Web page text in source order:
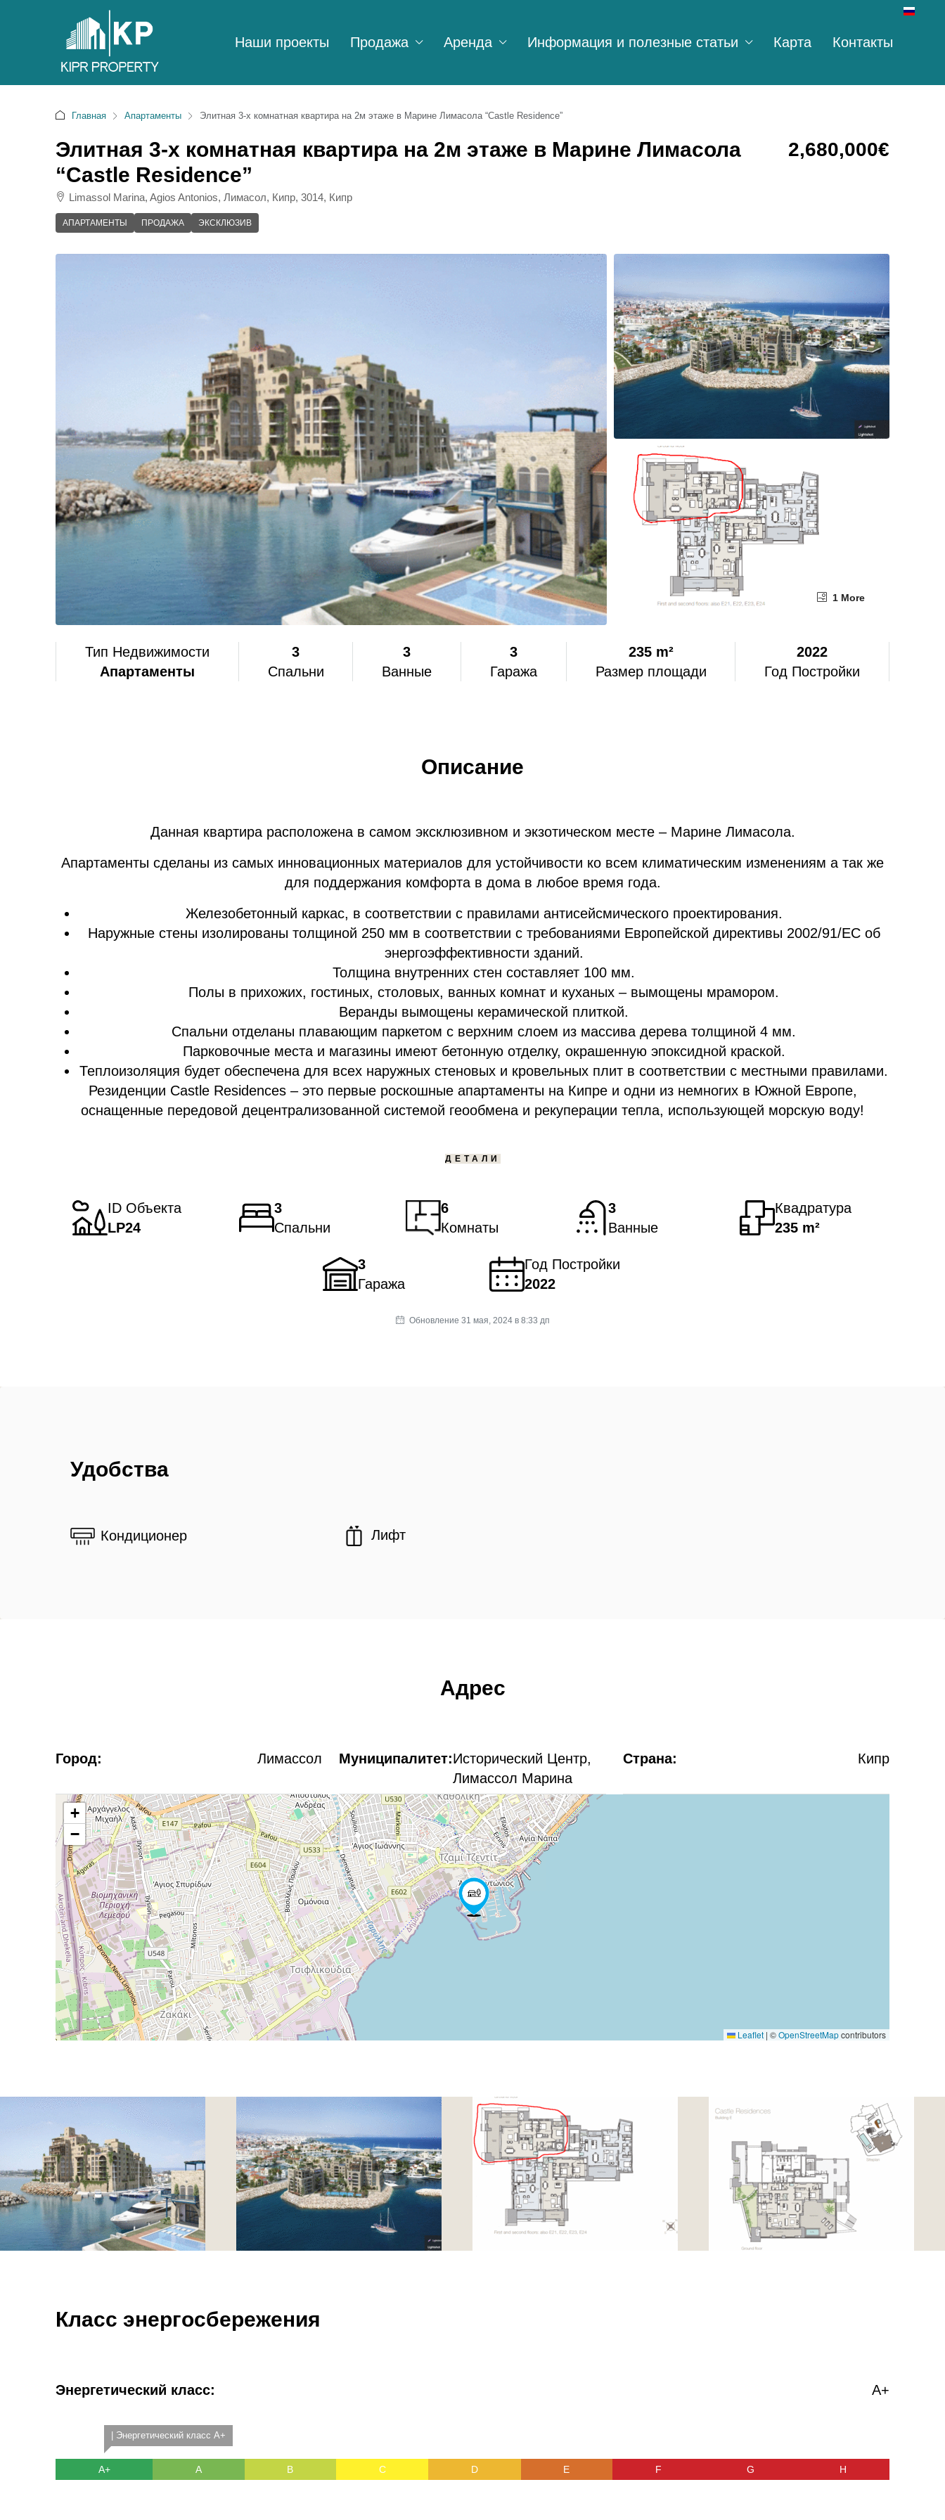
Наши проекты Продажа Аренда Информация и полезные статьи Карта Контакты
Главная Апартаменты Элитная 3-х комнатная квартира на 2м этаже в Марине Лимасола “Castle Residence”
Элитная 3-х комнатная квартира на 2м этаже в Марине Лимасола
“Castle Residence”
Limassol Marina, Agios Antonios, Лимасол, Кипр, 3014, Кипр
АПАРТАМЕНТЫ ПРОДАЖА ЭКСКЛЮЗИВ
2,680,000€
1 More
Тип Недвижимости
Апартаменты
3
Спальни
3
Ванные
3
Гаража
235 m²
Размер площади
2022
Год Постройки
Описание
Данная квартира расположена в самом эксклюзивном и экзотическом месте – Марине Лимасола.
Апартаменты сделаны из самых инновационных материалов для устойчивости ко всем климатическим изменениям а так же
для поддержания комфорта в дома в любое время года.
Железобетонный каркас, в соответствии с правилами антисейсмического проектирования.
Наружные стены изолированы толщиной 250 мм в соответствии с требованиями Европейской директивы 2002/91/EC об
энергоэффективности зданий.
Толщина внутренних стен составляет 100 мм.
Полы в прихожих, гостиных, столовых, ванных комнат и куханых – вымощены мрамором.
Веранды вымощены керамической плиткой.
Спальни отделаны плавающим паркетом с верхним слоем из массива дерева толщиной 4 мм.
Парковочные места и магазины имеют бетонную отделку, окрашенную эпоксидной краской.
Теплоизоляция будет обеспечена для всех наружных стеновых и кровельных плит в соответствии с местными правилами.
Резиденции Castle Residences – это первые роскошные апартаменты на Кипре и одни из немногих в Южной Европе,
оснащенные передовой децентрализованной системой геообмена и рекуперации тепла, использующей морскую воду!
ДЕТАЛИ
ID Объекта
LP24
3
Спальни
6
Комнаты
3
Ванные
Квадратура
235 m²
3
Гаража
Год Постройки
2022
Обновление 31 мая, 2024 в 8:33 дп
Удобства
Кондиционер Лифт
Адрес
Город: Лимассол Муниципалитет:Исторический Центр,
Лимассол Марина
Страна: Кипр
+
−
Leaflet | ©OpenStreetMapcontributors
Класс энергосбережения
Энергетический класс: A+
| Энергетический класс A+
A+ A B C D E F G H